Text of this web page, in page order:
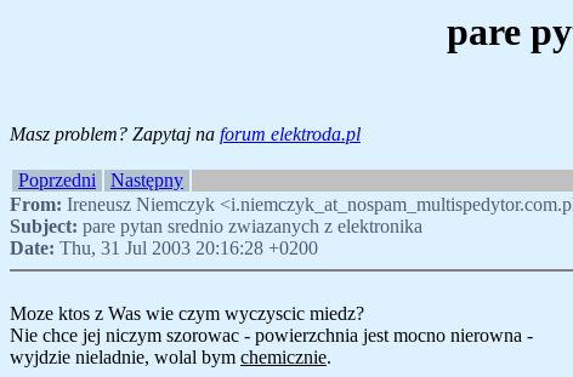
pare
Masz problem? Zapytaj na forum elektroda.pl
Poprzedni Następny
From: Ireneusz Niemczyk
Subject: pare pytan srednio zwiazanych z elektronika
Date: Thu, 31 Jul 2003 20:16:28 +0200
Moze ktos z Was wie czym wyczyscic miedz?
Nie chce jej niczym szorowac - powierzchnia jest mocno nierowna -
wyjdzie nieladnie, wolal bym chemicznie.